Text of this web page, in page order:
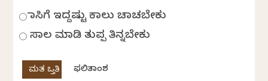
ಹಾಸಿಗೆ ಇದ್ದಷ್ಟು ಕಾಲು ಚಾಚಬೇಕು
ಸಾಲ ಮಾಡಿ ತುಪ್ಪ ತಿನ್ನಬೇಕು
ಫಲಿತಾಂಶ